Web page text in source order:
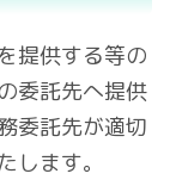
提供する等の
委託先へ提供
委託先が適切
ます。